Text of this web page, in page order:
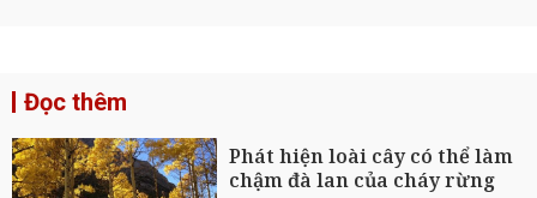
Đọc thêm
Phát hiện loài cây có thể làm
chậm đà lan của cháy rừng